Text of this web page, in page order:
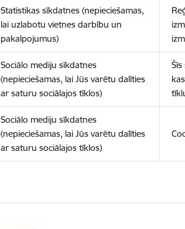
Statistikas sīkdatnes (nepieciešamas,
lai uzlabotu vietnes darbību un
pakalpojumus)
Sociālo mediju sīkdatnes
(nepieciešamas, lai Jūs varētu dalīties
ar saturu sociālajos tīklos)
Sociālo mediju sīkdatnes
(nepieciešamas, lai Jūs varētu dalīties
ar saturu sociālajos tīklos)